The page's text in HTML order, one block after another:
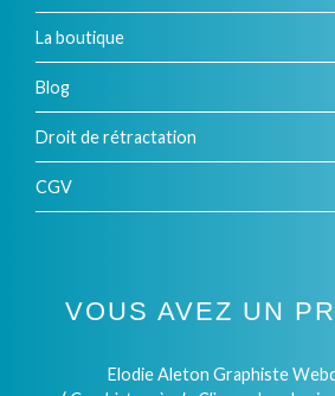
La boutique
Blog
Droit de rétractation
CGV
VOUS AVEZ UN
Elodie Aleton Graphiste